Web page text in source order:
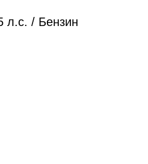
л.с. / Бензин